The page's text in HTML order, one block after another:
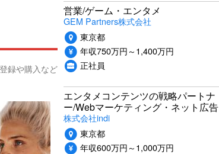
録や購入など
営業/ゲーム・エンタメ
GEM Partners株式会社
東京都
年収750万円～1,400万円
正社員
エンタメコンテンツの戦略パートナ
ー/Webマーケティング・ネット広告
株式会社indi
東京都
年収600万円～1,000万円